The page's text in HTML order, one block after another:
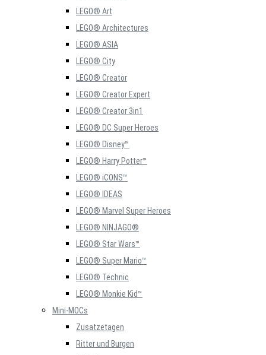
LEGO® Art
LEGO® Architectures
LEGO® ASIA
LEGO® City
LEGO® Creator
LEGO® Creator Expert
LEGO® Creator 3in1
LEGO® DC Super Heroes
LEGO® Disney™
LEGO® Harry Potter™
LEGO® iCONS™
LEGO® IDEAS
LEGO® Marvel Super Heroes
LEGO® NINJAGO®
LEGO® Star Wars™
LEGO® Super Mario™
LEGO® Technic
LEGO® Monkie Kid™
Mini-MOCs
Zusatzetagen
Ritter und Burgen